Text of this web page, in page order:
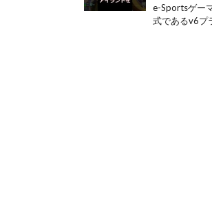
e-Sportsゲー
式であるv6プ